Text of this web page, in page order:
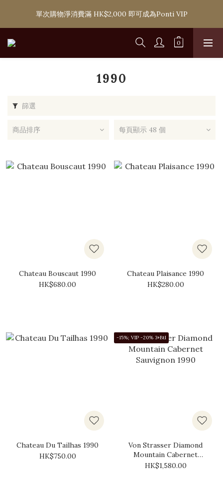
購滿 HK$1,800 即可享香港本地免費送貨服務，或選擇於6間分店
免費自取
單次購物淨消費滿 HK$2,000 即可成為Ponti VIP
購滿 HK$1,800 即可享香港本地免費送貨服務，或選擇於6間分店
1990
篩選
商品排序 每頁顯示 48 個
Chateau Bouscaut 1990
HK$680.00
Chateau Plaisance 1990
HK$280.00
Chateau Du Tailhas 1990
HK$750.00
-15%; VIP -20% 3+Btl
Von Strasser Diamond
Mountain Cabernet
Sauvignon 1990
HK$1,580.00